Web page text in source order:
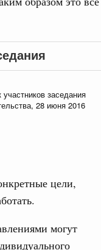
участников заседания
28 июня 2016
цели,
могут